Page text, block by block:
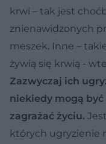
krwi – tak jest
znienawidzonych
meszek. Inne –
żywią się krwią -
Zazwyczaj ich
niekiedy mogą
zagrażać życiu.
których ugryzienie